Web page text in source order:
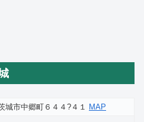
城市中郷町６４４?４１ MAP